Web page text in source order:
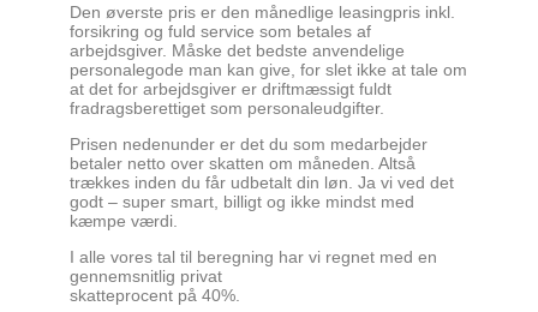
Den øverste pris er den månedlige leasingpris inkl.
forsikring og fuld service som betales af
arbejdsgiver. Måske det bedste anvendelige
personalegode man kan give, for slet ikke at tale om
at det for arbejdsgiver er driftmæssigt fuldt
fradragsberettiget som personaleudgifter.
Prisen nedenunder er det du som medarbejder
betaler netto over skatten om måneden. Altså
trækkes inden du får udbetalt din løn. Ja vi ved det
godt – super smart, billigt og ikke mindst med
kæmpe værdi.
I alle vores tal til beregning har vi regnet med en
gennemsnitlig privat
skatteprocent på 40%.